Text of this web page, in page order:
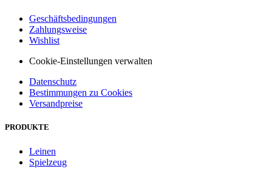
Geschäftsbedingungen
Zahlungsweise
Wishlist
Cookie-Einstellungen verwalten
Datenschutz
Bestimmungen zu Cookies
Versandpreise
PRODUKTE
Leinen
Spielzeug